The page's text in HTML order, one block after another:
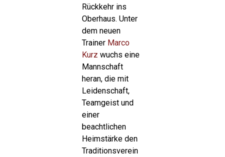
Rückkehr ins
Oberhaus. Unter
dem neuen
Trainer Marco
Kurz wuchs eine
Mannschaft
heran, die mit
Leidenschaft,
Teamgeist und
einer
beachtlichen
Heimstärke den
Traditionsverein